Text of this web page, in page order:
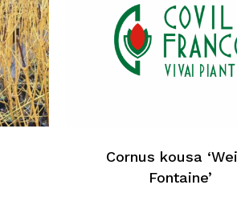
Cornus kousa
Fontaine’